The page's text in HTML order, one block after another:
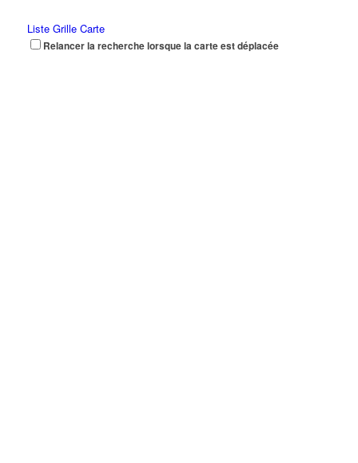
Liste Grille Carte
Relancer la recherche lorsque la carte est déplacée